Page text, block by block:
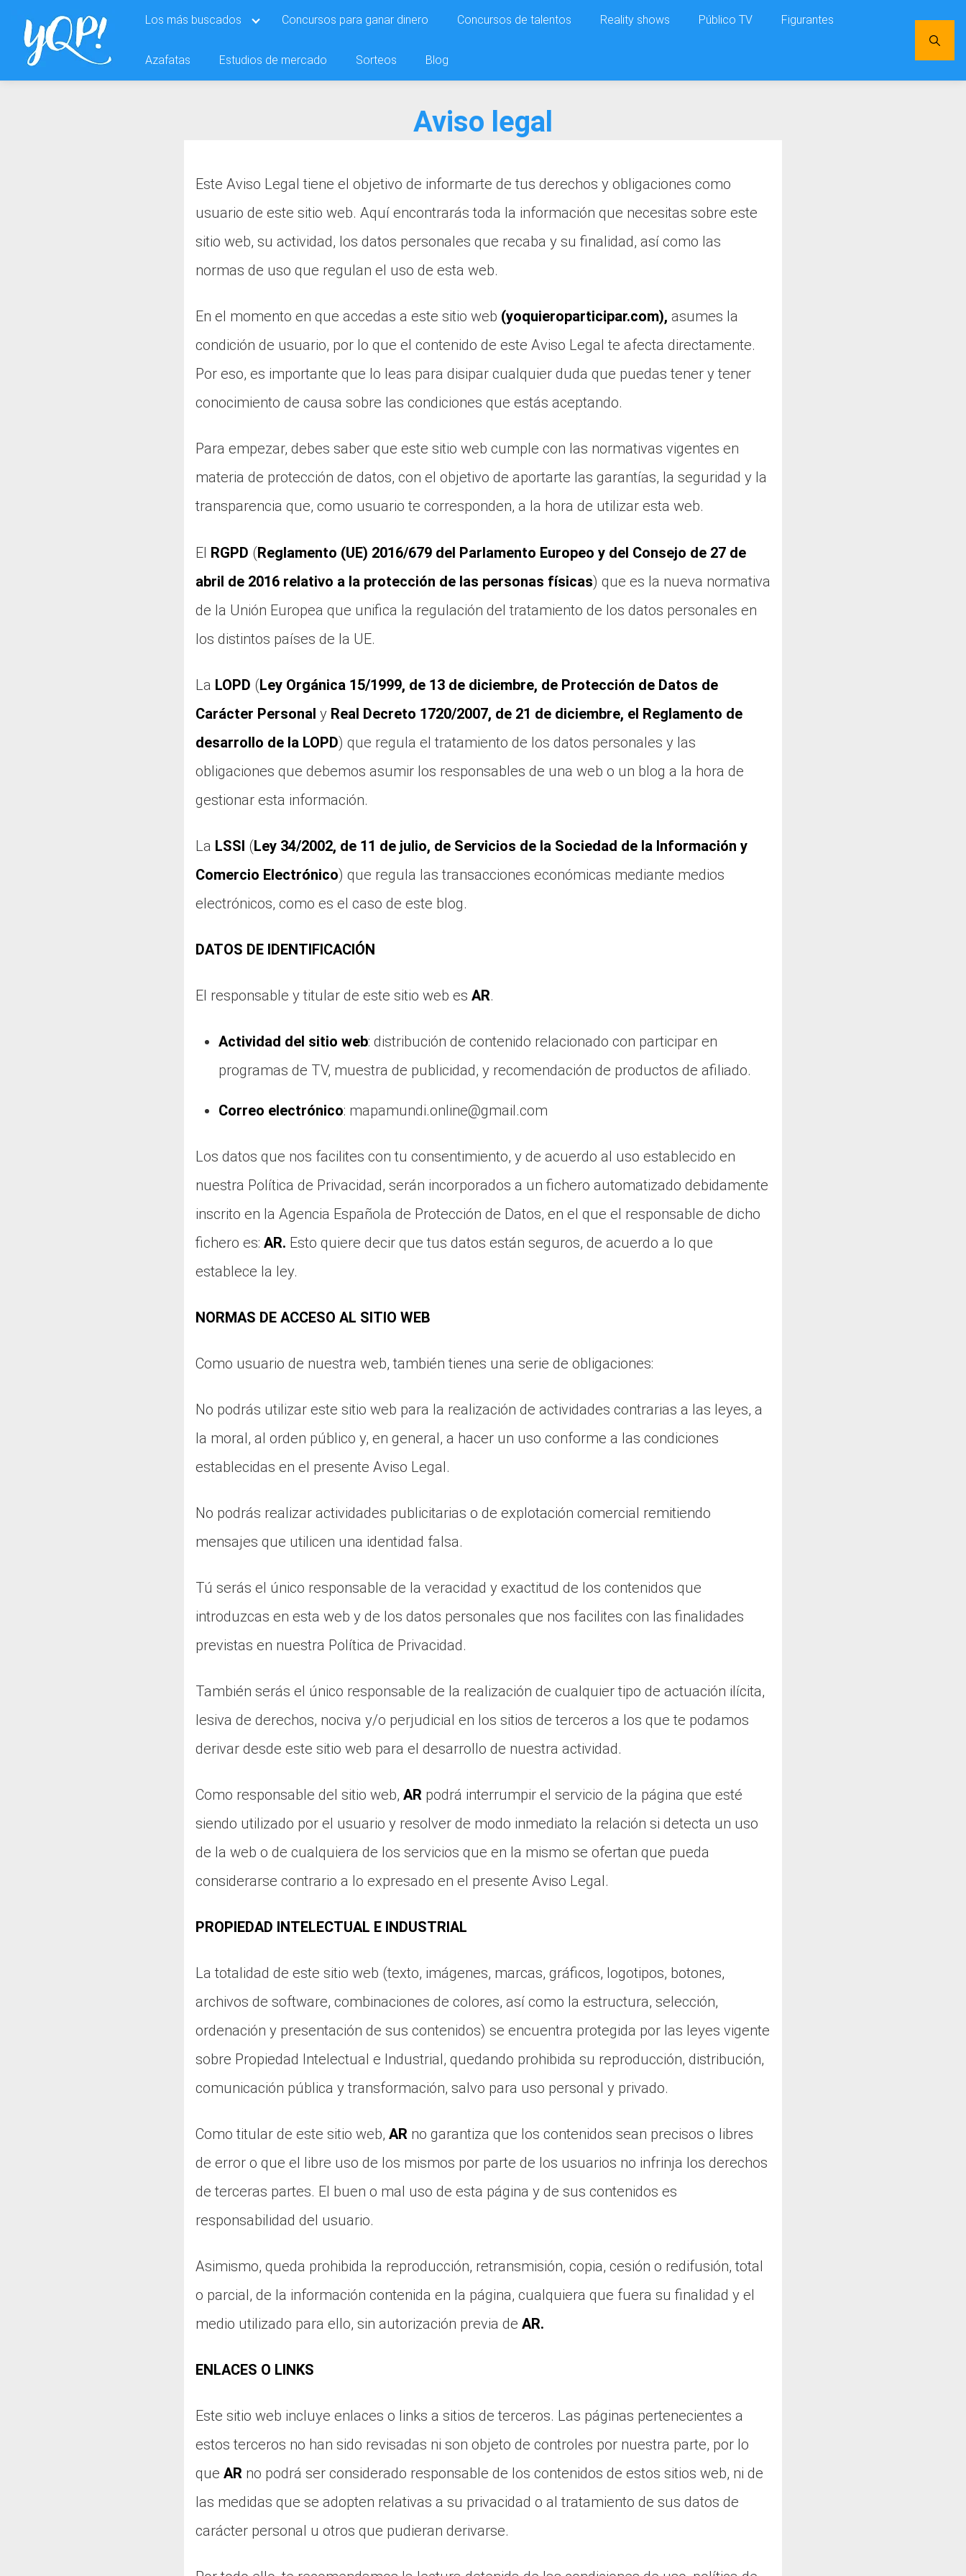
contenido
Los más buscados Concursos para ganar dinero Concursos de talentos Reality shows Público TV Figurantes
Azafatas Estudios de mercado Sorteos Blog
Aviso legal
Este Aviso Legal tiene el objetivo de informarte de tus derechos y obligaciones como
usuario de este sitio web. Aquí encontrarás toda la información que necesitas sobre este
sitio web, su actividad, los datos personales que recaba y su finalidad, así como las
normas de uso que regulan el uso de esta web.
En el momento en que accedas a este sitio web (yoquieroparticipar.com), asumes la
condición de usuario, por lo que el contenido de este Aviso Legal te afecta directamente.
Por eso, es importante que lo leas para disipar cualquier duda que puedas tener y tener
conocimiento de causa sobre las condiciones que estás aceptando.
Para empezar, debes saber que este sitio web cumple con las normativas vigentes en
materia de protección de datos, con el objetivo de aportarte las garantías, la seguridad y la
transparencia que, como usuario te corresponden, a la hora de utilizar esta web.
El RGPD (Reglamento (UE) 2016/679 del Parlamento Europeo y del Consejo de 27 de
abril de 2016 relativo a la protección de las personas físicas) que es la nueva normativa
de la Unión Europea que unifica la regulación del tratamiento de los datos personales en
los distintos países de la UE.
La LOPD (Ley Orgánica 15/1999, de 13 de diciembre, de Protección de Datos de
Carácter Personal y Real Decreto 1720/2007, de 21 de diciembre, el Reglamento de
desarrollo de la LOPD) que regula el tratamiento de los datos personales y las
obligaciones que debemos asumir los responsables de una web o un blog a la hora de
gestionar esta información.
La LSSI (Ley 34/2002, de 11 de julio, de Servicios de la Sociedad de la Información y
Comercio Electrónico) que regula las transacciones económicas mediante medios
electrónicos, como es el caso de este blog.
DATOS DE IDENTIFICACIÓN
El responsable y titular de este sitio web es AR.
Actividad del sitio web: distribución de contenido relacionado con participar en
programas de TV, muestra de publicidad, y recomendación de productos de afiliado.
Correo electrónico: mapamundi.online@gmail.com
Los datos que nos facilites con tu consentimiento, y de acuerdo al uso establecido en
nuestra Política de Privacidad, serán incorporados a un fichero automatizado debidamente
inscrito en la Agencia Española de Protección de Datos, en el que el responsable de dicho
fichero es: AR. Esto quiere decir que tus datos están seguros, de acuerdo a lo que
establece la ley.
NORMAS DE ACCESO AL SITIO WEB
Como usuario de nuestra web, también tienes una serie de obligaciones:
No podrás utilizar este sitio web para la realización de actividades contrarias a las leyes, a
la moral, al orden público y, en general, a hacer un uso conforme a las condiciones
establecidas en el presente Aviso Legal.
No podrás realizar actividades publicitarias o de explotación comercial remitiendo
mensajes que utilicen una identidad falsa.
Tú serás el único responsable de la veracidad y exactitud de los contenidos que
introduzcas en esta web y de los datos personales que nos facilites con las finalidades
previstas en nuestra Política de Privacidad.
También serás el único responsable de la realización de cualquier tipo de actuación ilícita,
lesiva de derechos, nociva y/o perjudicial en los sitios de terceros a los que te podamos
derivar desde este sitio web para el desarrollo de nuestra actividad.
Como responsable del sitio web, AR podrá interrumpir el servicio de la página que esté
siendo utilizado por el usuario y resolver de modo inmediato la relación si detecta un uso
de la web o de cualquiera de los servicios que en la mismo se ofertan que pueda
considerarse contrario a lo expresado en el presente Aviso Legal.
PROPIEDAD INTELECTUAL E INDUSTRIAL
La totalidad de este sitio web (texto, imágenes, marcas, gráficos, logotipos, botones,
archivos de software, combinaciones de colores, así como la estructura, selección,
ordenación y presentación de sus contenidos) se encuentra protegida por las leyes vigente
sobre Propiedad Intelectual e Industrial, quedando prohibida su reproducción, distribución,
comunicación pública y transformación, salvo para uso personal y privado.
Como titular de este sitio web, AR no garantiza que los contenidos sean precisos o libres
de error o que el libre uso de los mismos por parte de los usuarios no infrinja los derechos
de terceras partes. El buen o mal uso de esta página y de sus contenidos es
responsabilidad del usuario.
Asimismo, queda prohibida la reproducción, retransmisión, copia, cesión o redifusión, total
o parcial, de la información contenida en la página, cualquiera que fuera su finalidad y el
medio utilizado para ello, sin autorización previa de AR.
ENLACES O LINKS
Este sitio web incluye enlaces o links a sitios de terceros. Las páginas pertenecientes a
estos terceros no han sido revisadas ni son objeto de controles por nuestra parte, por lo
que AR no podrá ser considerado responsable de los contenidos de estos sitios web, ni de
las medidas que se adopten relativas a su privacidad o al tratamiento de sus datos de
carácter personal u otros que pudieran derivarse.